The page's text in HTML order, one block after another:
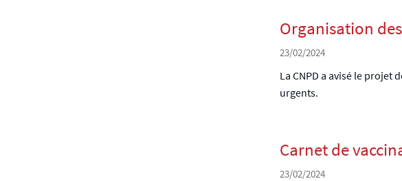
Organisation
23/02/2024
La CNPD a avisé le
urgents.
Carnet de
23/02/2024